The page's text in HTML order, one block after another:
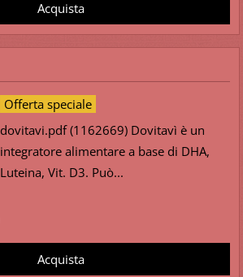
Offerta speciale
dovitavi.pdf (1162669) Dovitavì è un
integratore alimentare a base di DHA,
Luteina, Vit. D3. Può...